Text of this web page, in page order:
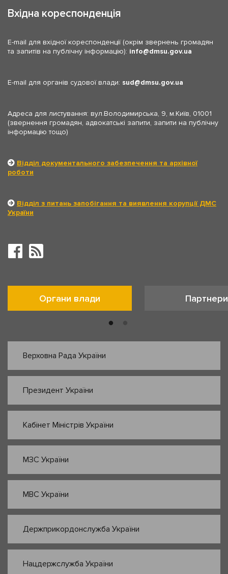
Вхідна кореспонденція
E-mail для вхідної кореспонденції (окрім звернень громадян
та запитів на публічну інформацію): info dmsu.gov.ua
E-mail для органів судової влади: sud dmsu.gov.ua
Адреса для листування: вул.Володимирська, 9, м.Київ, 01001
(звернення громадян, адвокатські запити, запити на публічну
інформацію тощо)
Відділ документального забезпечення та архівної
роботи
Відділ з питань запобігання та виявлення корупції ДМС
України
Органи влади Партнери
Верховна Рада України
Президент України
Кабінет Міністрів України
МЗС України
МВС України
Держприкордонслужба України
Нацдержслужба України